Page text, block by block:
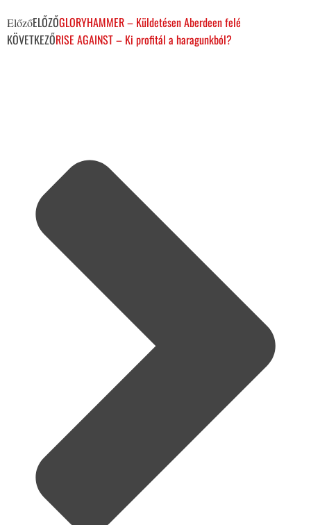
ElőzőELŐZŐGLORYHAMMER – Küldetésen Aberdeen felé
KÖVETKEZŐRISE AGAINST – Ki profitál a haragunkból?